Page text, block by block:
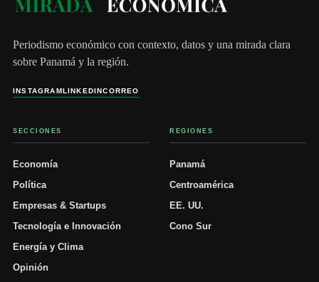
Periodismo económico con contexto, datos y una mirada clara
sobre Panamá y la región.
INSTAGRAMLINKEDINCORREO
SECCIONES
Economía
Política
Empresas & Startups
Tecnología e Innovación
Energía y Clima
Opinión
REGIONES
Panamá
Centroamérica
EE. UU.
Cono Sur